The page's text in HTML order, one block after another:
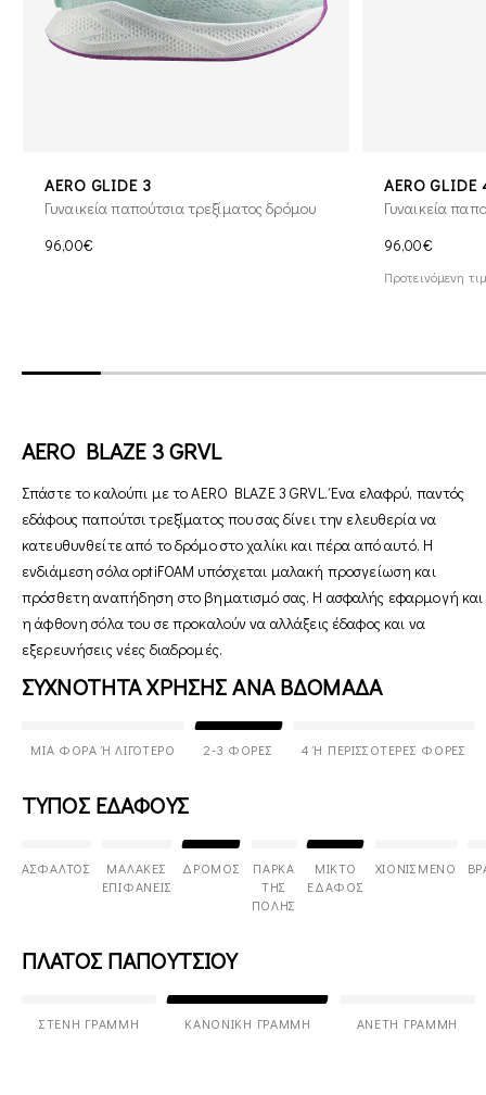
AERO GLIDE 3
Γυναικεία παπούτσια τρεξίματος δρόμου
96,00€
AERO GLIDE
Γυναικεία
96,00€
Προτεινόμενη
AERO BLAZE 3 GRVL
Σπάστε το καλούπι με το AERO BLAZE 3 GRVL. Ένα ελαφρύ, παντός
εδάφους παπούτσι τρεξίματος που σας δίνει την ελευθερία να
κατευθυνθείτε από το δρόμο στο χαλίκι και πέρα από αυτό. Η
ενδιάμεση σόλα optiFOAM υπόσχεται μαλακή προσγείωση και
πρόσθετη αναπήδηση στο βηματισμό σας. Η ασφαλής εφαρμογή και
η άφθονη σόλα του σε προκαλούν να αλλάξεις έδαφος και να
εξερευνήσεις νέες διαδρομές.
ΣΥΧΝΟΤΗΤΑ ΧΡΗΣΗΣ ΑΝΑ ΒΔΟΜΑΔΑ
ΜΊΑ ΦΟΡΆ Ή ΛΙΓΌΤΕΡΟ 2-3 ΦΟΡΈΣ 4 Ή ΠΕΡΙΣΣΌΤΕΡΕΣ ΦΟΡΈΣ
ΤΥΠΟΣ ΕΔΑΦΟΥΣ
ΆΣΦΑΛΤΟΣ
ΜΑΛΑΚΈΣ
ΕΠΙΦΆΝΕΙΣ
ΔΡΌΜΟΣ
ΠΆΡΚΑ
ΤΗΣ
ΠΌΛΗΣ
ΜΙΚΤΌ
ΈΔΑΦΟΣ
ΧΙΟΝΙΣΜΈΝΟ
ΠΛΑΤΟΣ ΠΑΠΟΥΤΣΙΟΥ
ΣΤΕΝΉ ΓΡΑΜΜΉ ΚΑΝΟΝΙΚΉ ΓΡΑΜΜΉ ΆΝΕΤΗ ΓΡΑΜΜΉ